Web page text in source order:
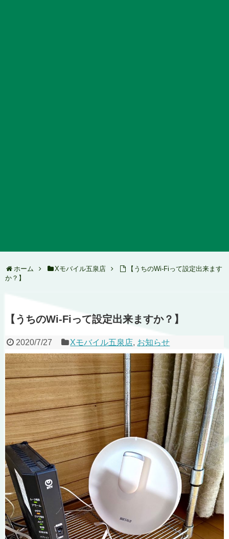
ホーム Xモバイル五泉店
【うちのWi-Fiって設定出来ます
か？】
【うちのWi-Fiって設定出来ますか？】
2020/7/27 Xモバイル五泉店, お知らせ